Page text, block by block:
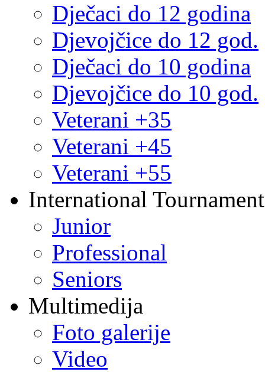
Dječaci do 12 godina
Djevojčice do 12 god.
Dječaci do 10 godina
Djevojčice do 10 god.
Veterani +35
Veterani +45
Veterani +55
International
Junior
Professional
Seniors
Multimedija
Foto galerije
Video